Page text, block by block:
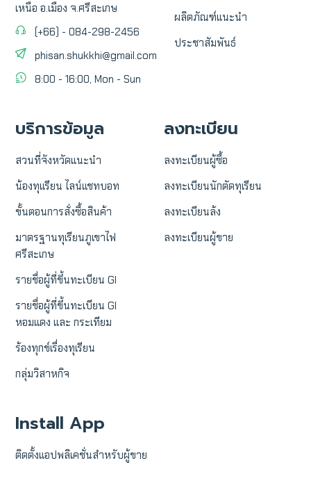
เหนือ อ.เมือง จ.ศรีสะเกษ
(+66) - 084-298-2456
phisan.shukkhi@gmail.com
8:00 - 16:00, Mon - Sun
ผลิตภัณฑ์แนะนำ
ประชาสัมพันธ์
บริการข้อมูล
สวนที่จังหวัดแนะนำ
น้องทุเเรียน ไลน์แชทบอท
ขั้นตอนการสั่งซื้อสินค้า
มาตรฐานทุเรียนภูเขาไฟ
ศรีสะเกษ
รายชื่อผู้ที่ขึ้นทะเบียน GI
รายชื่อผู้ที่ขึ้นทะเบียน GI
หอมแดง และ กระเทียม
ร้องทุกข์เรื่องทุเรียน
กลุ่มวิสาหกิจ
ลงทะเบียน
ลงทะเบียนผู้ซื้อ
ลงทะเบียนนักตัดทุเรียน
ลงทะเบียนล้ง
ลงทะเบียนผู้ขาย
Install App
ติดตั้งแอปพลิเคชั่นสำหรับผู้ขาย